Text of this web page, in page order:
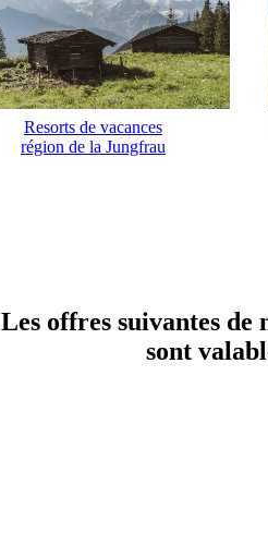
Resorts de vacances
région de la Jungfrau
Les offres suivantes
sont